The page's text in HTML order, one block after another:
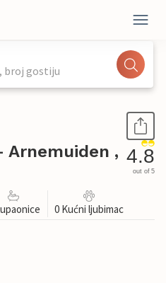
broj gostiju
Arnemuiden , 4.8
out of 5
0 Kućni ljubimac